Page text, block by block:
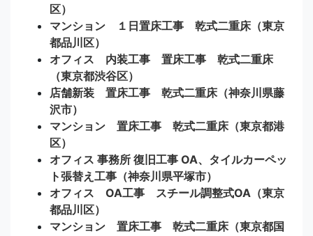
区）
マンション １日置床工事 乾式二重床（東京
都品川区）
オフィス 内装工事 置床工事 乾式二重床
（東京都渋谷区）
店舗新装 置床工事 乾式二重床（神奈川県藤
沢市）
マンション 置床工事 乾式二重床（東京都港
区）
オフィス 事務所 復旧工事 OA、タイルカーペッ
ト張替え工事（神奈川県平塚市）
オフィス OA工事 スチール調整式OA（東京
都品川区）
マンション 置床工事 乾式二重床（東京都国